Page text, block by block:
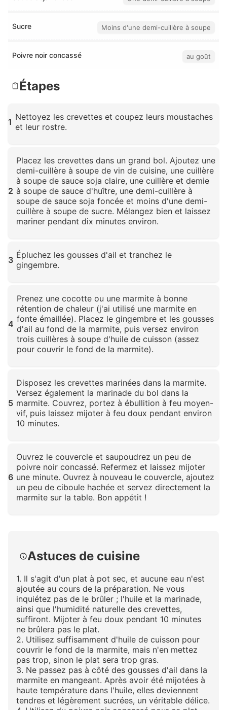
Sucre Moins d'une demi-cuillère à soupe
Poivre noir concassé au goût
Étapes
1 Nettoyez les crevettes et coupez leurs moustaches
et leur rostre.
2
Placez les crevettes dans un grand bol. Ajoutez une
demi-cuillère à soupe de vin de cuisine, une cuillère
à soupe de sauce soja claire, une cuillère et demie
à soupe de sauce d'huître, une demi-cuillère à
soupe de sauce soja foncée et moins d'une demi-
cuillère à soupe de sucre. Mélangez bien et laissez
mariner pendant dix minutes environ.
3 Épluchez les gousses d'ail et tranchez le
gingembre.
4
Prenez une cocotte ou une marmite à bonne
rétention de chaleur (j'ai utilisé une marmite en
fonte émaillée). Placez le gingembre et les gousses
d'ail au fond de la marmite, puis versez environ
trois cuillères à soupe d'huile de cuisson (assez
pour couvrir le fond de la marmite).
5
Disposez les crevettes marinées dans la marmite.
Versez également la marinade du bol dans la
marmite. Couvrez, portez à ébullition à feu moyen-
vif, puis laissez mijoter à feu doux pendant environ
10 minutes.
6
Ouvrez le couvercle et saupoudrez un peu de
poivre noir concassé. Refermez et laissez mijoter
une minute. Ouvrez à nouveau le couvercle, ajoutez
un peu de ciboule hachée et servez directement la
marmite sur la table. Bon appétit !
Astuces de cuisine
1. Il s'agit d'un plat à pot sec, et aucune eau n'est
ajoutée au cours de la préparation. Ne vous
inquiétez pas de le brûler ; l'huile et la marinade,
ainsi que l'humidité naturelle des crevettes,
suffiront. Mijoter à feu doux pendant 10 minutes
ne brûlera pas le plat.
2. Utilisez suffisamment d'huile de cuisson pour
couvrir le fond de la marmite, mais n'en mettez
pas trop, sinon le plat sera trop gras.
3. Ne passez pas à côté des gousses d'ail dans la
marmite en mangeant. Après avoir été mijotées à
haute température dans l'huile, elles deviennent
tendres et légèrement sucrées, un véritable délice.